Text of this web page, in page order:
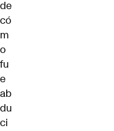
de
có
m
o
fu
e
ab
du
ci